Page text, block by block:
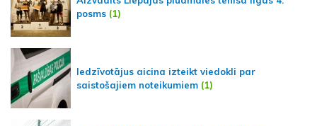
posms (1)
Iedzīvotājus aicina izteikt viedokli par
saistošajiem noteikumiem (1)